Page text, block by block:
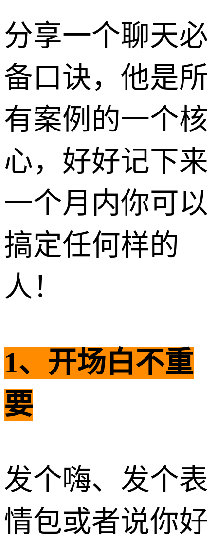
分享一个聊天必
备口诀，他是所
有案例的一个核
心，好好记下来
一个月内你可以
搞定任何样的
人！
1、开场白不重
要
发个嗨、发个表
情包或者说你好